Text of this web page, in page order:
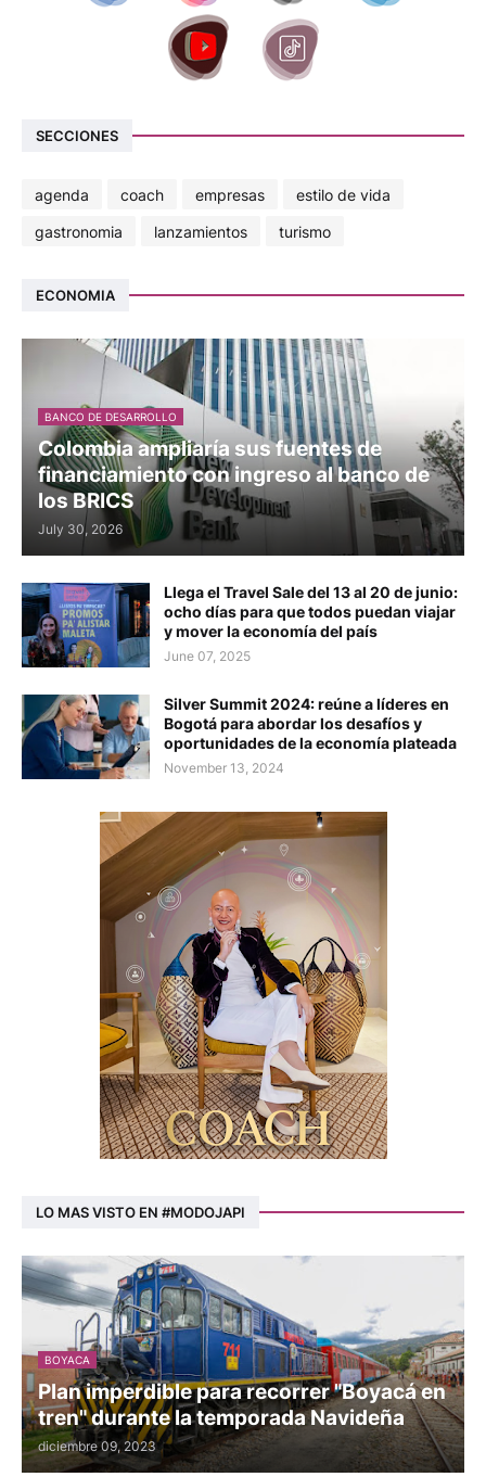
SECCIONES
agenda coach empresas
estilo de vida
gastronomia
lanzamientos turismo
ECONOMIA
BANCO DE DESARROLLO
Colombia ampliaría sus fuentes de
financiamiento con ingreso al banco de
los BRICS
July 30, 2026
Llega el Travel Sale del 13 al 20 de junio:
ocho días para que todos puedan viajar
y mover la economía del país
June 07, 2025
Silver Summit 2024: reúne a líderes en
Bogotá para abordar los desafíos y
oportunidades de la economía plateada
November 13, 2024
LO MAS VISTO EN #MODOJAPI
BOYACA
Plan imperdible para recorrer "Boyacá en
tren" durante la temporada Navideña
diciembre 09, 2023